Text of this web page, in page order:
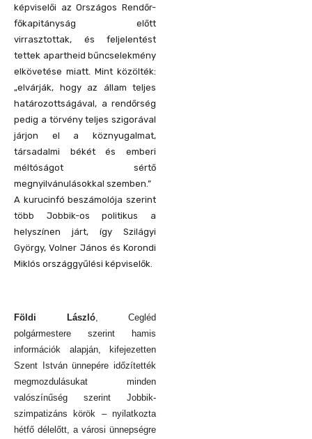
képviselői az Országos Rendőr-
főkapitányság előtt
virrasztottak, és feljelentést
tettek apartheid bűncselekmény
elkövetése miatt. Mint közölték:
„elvárják, hogy az állam teljes
határozottságával, a rendőrség
pedig a törvény teljes szigorával
járjon el a köznyugalmat,
társadalmi békét és emberi
méltóságot sértő
megnyilvánulásokkal szemben.”
A kurucinfó beszámolója szerint
több Jobbik-os politikus a
helyszínen járt, így Szilágyi
György, Volner János és Korondi
Miklós országgyűlési képviselők.
Földi László, Cegléd
polgármestere szerint hamis
információk alapján, kifejezetten
Szent István ünnepére időzítették
megmozdulásukat minden
valószínűség szerint Jobbik-
szimpatizáns körök – nyilatkozta
hétfő délelőtt, a városi ünnepségre